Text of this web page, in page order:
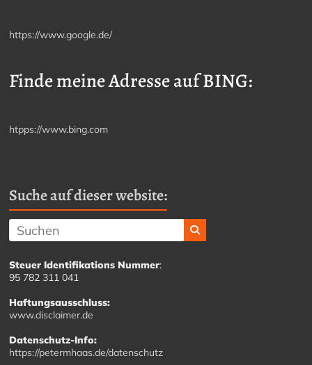
https://www.google.de/
Finde meine Adresse auf BING:
htpps://www.bing.com
Suche auf dieser website:
Steuer Identifikations Nummer:
95 782 311 041
Haftungsausschluss:
www.disclaimer.de
Datenschutz-Info:
https://petermhaas.de/datenschutz